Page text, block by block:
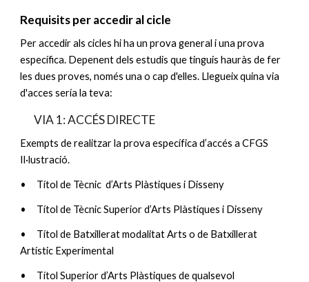
Requisitsper accedir al cicle
Per accedir als cicles hi ha un prova general i una prova
específica. Depenent dels estudis que tinguis hauràs de fer
les dues proves, només una o cap d'elles. Llegueix quina via
d'acces sería la teva:
VIA 1: ACCÉS DIRECTE
Exempts de realitzar la prova específica d’accés a CFGS
Il·lustració.
• Títol de Tècnic d’Arts Plàstiques i Disseny
• Títol de Tècnic Superior d’Arts Plàstiques i Disseny
•
Títol de Batxillerat modalitat Arts o de Batxillerat
Artístic Experimental
•
Títol Superior d’Arts Plàstiques de qualsevol